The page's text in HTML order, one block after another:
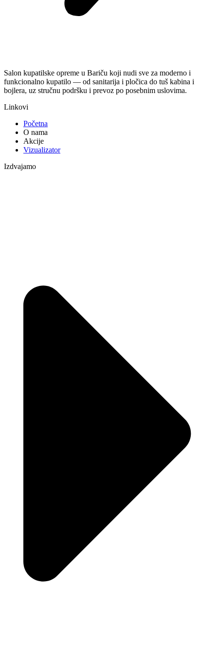
Salon kupatilske opreme u Bariču koji nudi sve za moderno i
funkcionalno kupatilo — od sanitarija i pločica do tuš kabina i
bojlera, uz stručnu podršku i prevoz po posebnim uslovima.
Linkovi
Početna
O nama
Akcije
Vizualizator
Izdvajamo